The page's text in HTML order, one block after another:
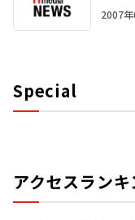
2007
Special
アクセスランキ